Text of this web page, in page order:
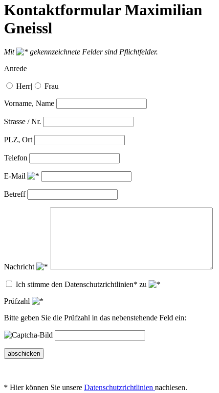
Kontaktformular Maximilian
Gneissl
Mit
gekennzeichnete Felder sind Pflichtfelder.
Anrede
Herr| Frau
Vorname, Name
Strasse / Nr.
PLZ, Ort
Telefon
E-Mail
Betreff
Nachricht
Ich stimme den Datenschutzrichtlinien* zu
Prüfzahl
Bitte geben Sie die Prüfzahl in das nebenstehende Feld ein:
abschicken
* Hier können Sie unsere Datenschutzrichtlinien nachlesen.